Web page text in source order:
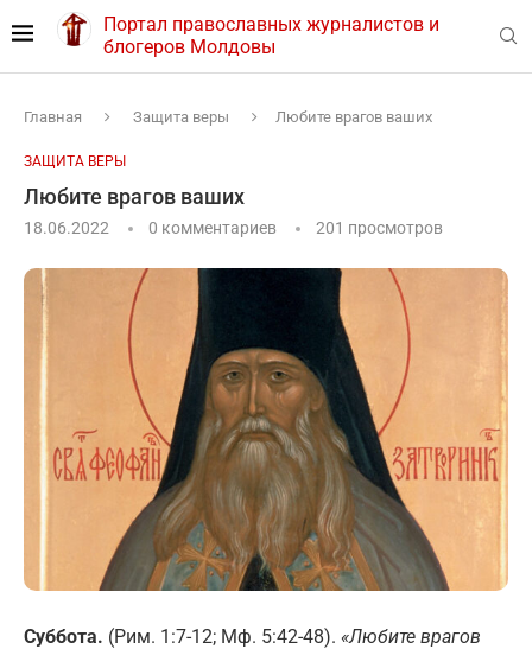
Портал православных журналистов и
блогеров Молдовы
Главная Защита веры Любите врагов ваших
ЗАЩИТА ВЕРЫ
Любите врагов ваших
18.06.2022 0 комментариев 201 просмотров
Суббота. (Рим. 1:7-12; Мф. 5:42-48). «Любите врагов